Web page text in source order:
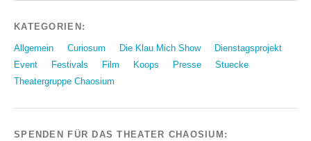
KATEGORIEN:
Allgemein Curiosum Die Klau Mich Show
Dienstagsprojekt
Event
Festivals Film Koops Presse
Stuecke
Theatergruppe Chaosium
SPENDEN FÜR DAS THEATER CHAOSIUM: